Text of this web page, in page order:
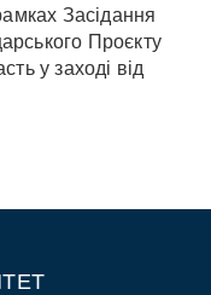
Засідання
Проєкту
у заході від